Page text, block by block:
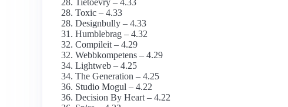
Tietoevry – 4.33
Toxic – 4.33
Designbully – 4.33
Humblebrag – 4.32
Compileit – 4.29
Webbkompetens – 4.29
Lightweb – 4.25
The Generation – 4.25
Studio Mogul – 4.22
Decision By Heart – 4.22